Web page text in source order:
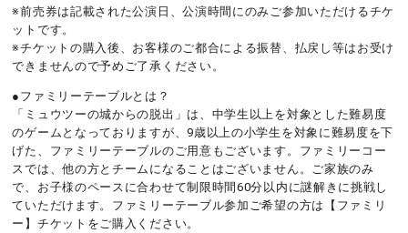
※前売券は記載された公演日、公演時間にのみご参加いただけるチケ
ットです。
※チケットの購入後、お客様のご都合による振替、払戻し等はお受け
できませんので予めご了承ください。
●ファミリーテーブルとは？
「ミュウツーの城からの脱出」は、中学生以上を対象とした難易度
のゲームとなっておりますが、9歳以上の小学生を対象に難易度を下
げた、ファミリーテーブルのご用意もございます。ファミリーコー
スでは、他の方とチームになることはございません。ご家族のみ
で、お子様のペースに合わせて制限時間60分以内に謎解きに挑戦し
ていただけます。ファミリーテーブル参加ご希望の方は【ファミリ
ー】チケットをご購入ください。